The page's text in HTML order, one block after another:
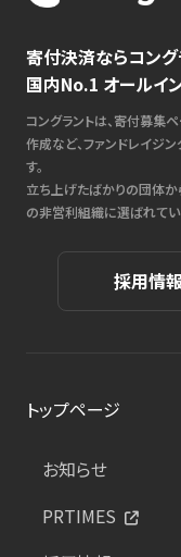
寄付決済ならコング
国内No.1 オールイ
コングラントは、寄付募集
作成など、ファンドレイジ
す。
立ち上げたばかりの団体
の非営利組織に選ばれてい
採用情報
トップページ
お知らせ
PRTIMES